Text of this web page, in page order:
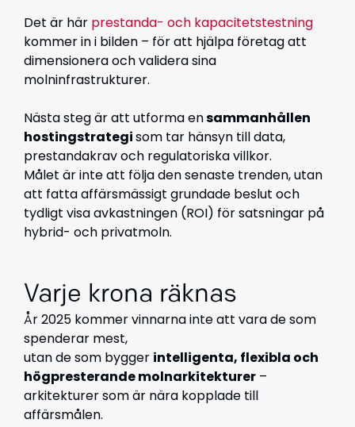
Det är här prestanda- och kapacitetstestning
kommerini bilden – föratt hjälpa företagatt
dimensionera och validera sina
molninfrastrukturer.
Nästastegäratt utforma ensammanhållen
hostingstrategisom tar hänsyn tilldata,
prestandakrav och regulatoriska villkor.
Målet är inte att följa den senaste trenden, utan
att fattaaffärsmässigt grundade beslut och
tydligt visa avkastningen (ROI) för satsningar på
hybrid- och privatmoln.
Varje krona räknas
År 2025 kommer vinnarna inte att vara de som
spenderar mest,
utan de som bygger intelligenta, flexibla och
högpresterande molnarkitekturer –
arkitekturer som är nära kopplade till
affärsmålen.